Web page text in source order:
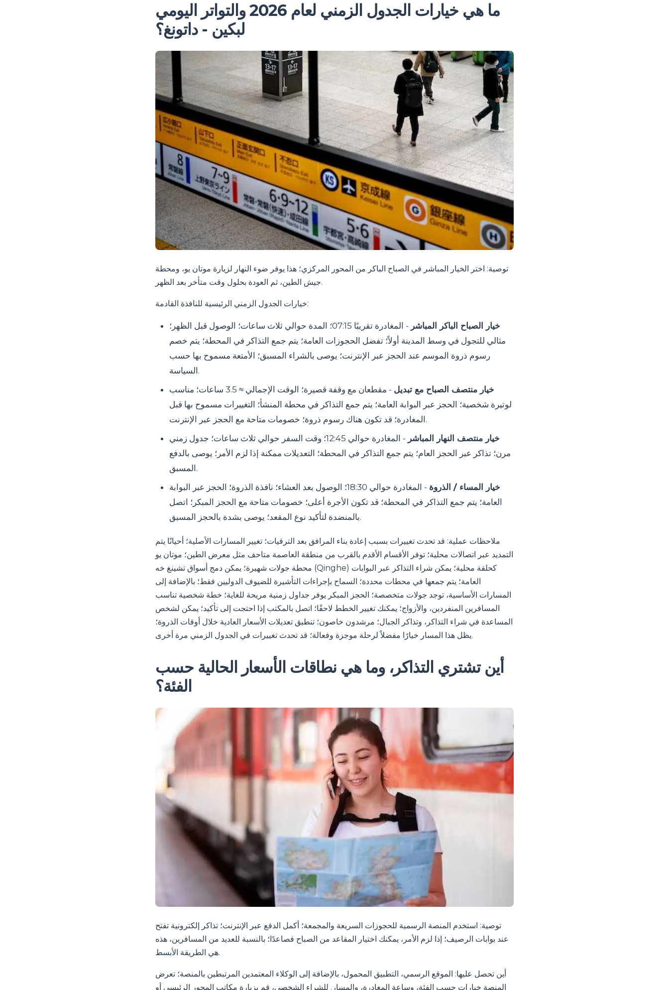
ما هي خيارات الجدول الزمني لعام 2026 والتواتر اليومي
لبكين - داتونغ؟
توصية: اختر الخيار المباشر في الصباح الباكر من المحور المركزي؛ هذا يوفر ضوء النهار لزيارة موتان يو، ومحطة
جيش الطين، ثم العودة بحلول وقت متأخر بعد الظهر.
خيارات الجدول الزمني الرئيسية للنافذة القادمة:
خيار الصباح الباكر المباشر
- المغادرة تقريبًا 07:15؛ المدة حوالي ثلاث ساعات؛ الوصول قبل الظهر؛
مثالي للتجول في وسط المدينة أولاً؛ تفضل الحجوزات العامة؛ يتم جمع التذاكر في المحطة؛ يتم خصم
رسوم ذروة الموسم عند الحجز عبر الإنترنت؛ يوصى بالشراء المسبق؛ الأمتعة مسموح بها حسب
السياسة.
خيار منتصف الصباح مع تبديل
- مقطعان مع وقفة قصيرة؛ الوقت الإجمالي ≈ 3.5 ساعات؛ مناسب
لوتيرة شخصية؛ الحجز عبر البوابة العامة؛ يتم جمع التذاكر في محطة المنشأ؛ التغييرات مسموح بها قبل
المغادرة؛ قد تكون هناك رسوم ذروة؛ خصومات متاحة مع الحجز عبر الإنترنت.
خيار منتصف النهار المباشر
- المغادرة حوالي 12:45؛ وقت السفر حوالي ثلاث ساعات؛ جدول زمني
مرن؛ تذاكر عبر الحجز العام؛ يتم جمع التذاكر في المحطة؛ التعديلات ممكنة إذا لزم الأمر؛ يوصى بالدفع
المسبق.
خيار المساء / الذروة
- المغادرة حوالي 18:30؛ الوصول بعد العشاء؛ نافذة الذروة؛ الحجز عبر البوابة
العامة؛ يتم جمع التذاكر في المحطة؛ قد تكون الأجرة أعلى؛ خصومات متاحة مع الحجز المبكر؛ اتصل
بالمنضدة لتأكيد نوع المقعد؛ يوصى بشدة بالحجز المسبق.
ملاحظات عملية: قد تحدث تغييرات بسبب إعادة بناء المرافق بعد الترقيات؛ تغيير المسارات الأصلية؛ أحيانًا يتم
التمديد عبر اتصالات محلية؛ توفر الأقسام الأقدم بالقرب من منطقة العاصمة متاحف مثل معرض الطين؛ موتان يو
محطة جولات شهيرة؛ يمكن دمج أسواق تشينغ خه (Qinghe) كحلقة محلية؛ يمكن شراء التذاكر عبر البوابات
العامة؛ يتم جمعها في محطات محددة؛ السماح بإجراءات التأشيرة للضيوف الدوليين فقط؛ بالإضافة إلى
المسارات الأساسية، توجد جولات متخصصة؛ الحجز المبكر يوفر جداول زمنية مريحة للغاية؛ خطة شخصية تناسب
المسافرين المنفردين، والأزواج؛ يمكنك تغيير الخطط لاحقًا؛ اتصل بالمكتب إذا احتجت إلى تأكيد؛ يمكن لشخص
المساعدة في شراء التذاكر، وتذاكر الجبال؛ مرشدون خاصون؛ تنطبق تعديلات الأسعار العادية خلال أوقات الذروة؛
يظل هذا المسار خيارًا مفضلاً لرحلة موجزة وفعالة؛ قد تحدث تغييرات في الجدول الزمني مرة أخرى.
أين تشتري التذاكر، وما هي نطاقات الأسعار الحالية حسب
الفئة؟
توصية: استخدم المنصة الرسمية للحجوزات السريعة والمجمعة؛ أكمل الدفع عبر الإنترنت؛ تذاكر إلكترونية تفتح
عند بوابات الرصيف؛ إذا لزم الأمر، يمكنك اختيار المقاعد من الصباح فصاعدًا؛ بالنسبة للعديد من المسافرين، هذه
هي الطريقة الأبسط.
أين تحصل عليها: الموقع الرسمي، التطبيق المحمول، بالإضافة إلى الوكلاء المعتمدين المرتبطين بالمنصة؛ تعرض
المنصة خيارات حسب الفئة، وساعة المغادرة، والمسار. للشراء الشخصي، قم بزيارة مكاتب المحور الرئيسي أو